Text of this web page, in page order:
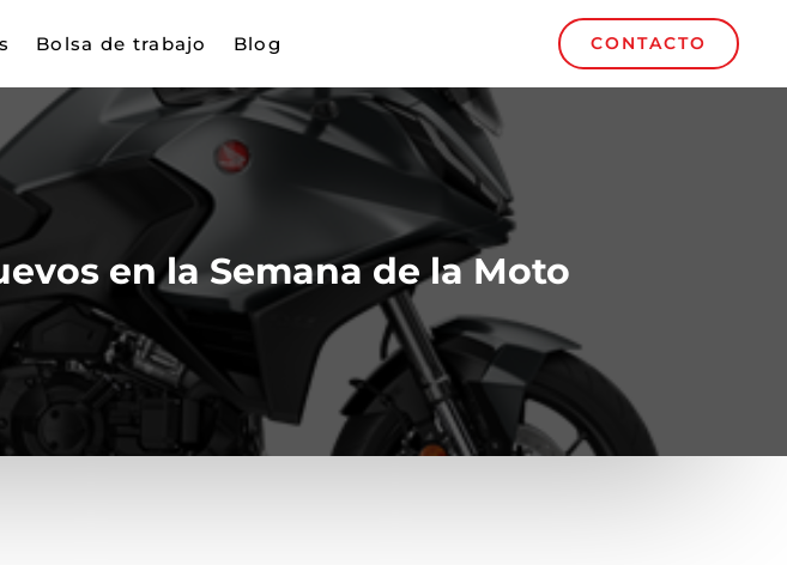
Bolsa de trabajo Blog CONTACTO
en la Semana de la Moto